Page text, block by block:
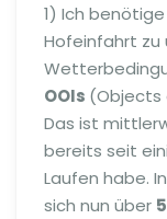
1) Ich
Hofeinfahrt zu
OOIs (Objects
Das ist
bereits seit
Laufen habe.
sich nun über